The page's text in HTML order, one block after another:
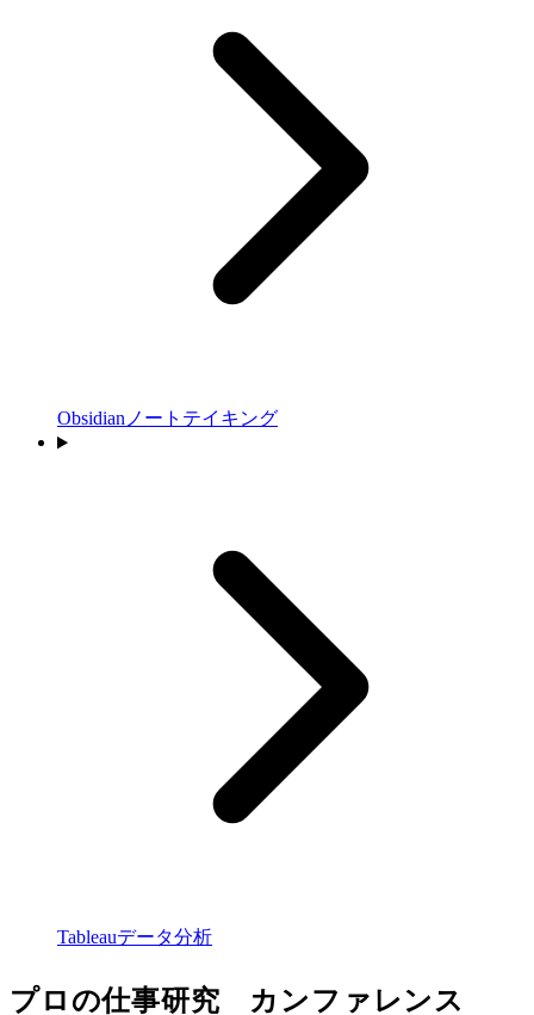
Obsidianノートテイキング
Tableauデータ分析
プロの仕事研究 カンファレンス